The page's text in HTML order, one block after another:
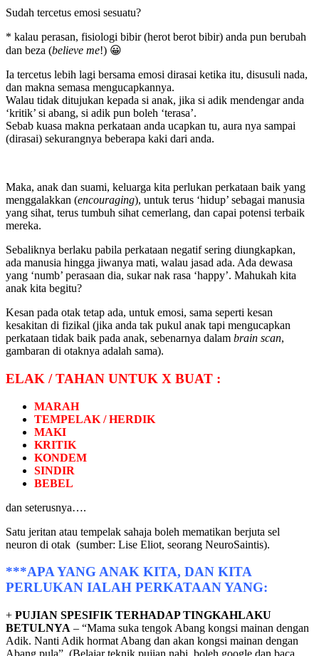
Sudah tercetus emosi sesuatu?
* kalau perasan, fisiologi bibir (herot berot bibir) anda pun berubah
dan beza (believe me!) 😀
Ia tercetus lebih lagi bersama emosi dirasai ketika itu, disusuli nada,
dan makna semasa mengucapkannya.
Walau tidak ditujukan kepada si anak, jika si adik mendengar anda
‘kritik’ si abang, si adik pun boleh ‘terasa’.
Sebab kuasa makna perkataan anda ucapkan tu, aura nya sampai
(dirasai) sekurangnya beberapa kaki dari anda.
Maka, anak dan suami, keluarga kita perlukan perkataan baik yang
menggalakkan (encouraging), untuk terus ‘hidup’ sebagai manusia
yang sihat, terus tumbuh sihat cemerlang, dan capai potensi terbaik
mereka.
Sebaliknya berlaku pabila perkataan negatif sering diungkapkan,
ada manusia hingga jiwanya mati, walau jasad ada. Ada dewasa
yang ‘numb’ perasaan dia, sukar nak rasa ‘happy’. Mahukah kita
anak kita begitu?
Kesan pada otak tetap ada, untuk emosi, sama seperti kesan
kesakitan di fizikal (jika anda tak pukul anak tapi mengucapkan
perkataan tidak baik pada anak, sebenarnya dalam brain scan,
gambaran di otaknya adalah sama).
ELAK / TAHAN UNTUK X BUAT :
MARAH
TEMPELAK / HERDIK
MAKI
KRITIK
KONDEM
SINDIR
BEBEL
dan seterusnya….
Satu jeritan atau tempelak sahaja boleh mematikan berjuta sel
neuron di otak (sumber: Lise Eliot, seorang NeuroSaintis).
***APA YANG ANAK KITA, DAN KITA
PERLUKAN IALAH PERKATAAN YANG:
+ PUJIAN SPESIFIK TERHADAP TINGKAHLAKU
BETULNYA – “Mama suka tengok Abang kongsi mainan dengan
Adik. Nanti Adik hormat Abang dan akan kongsi mainan dengan
Abang pula”. (Belajar teknik pujian nabi, boleh google dan baca